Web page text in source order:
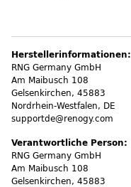
Herstellerinformationen:
RNG Germany GmbH
Am Maibusch 108
Gelsenkirchen, 45883
Nordrhein-Westfalen, DE
supportde@renogy.com
Verantwortliche Person:
RNG Germany GmbH
Am Maibusch 108
Gelsenkirchen, 45883